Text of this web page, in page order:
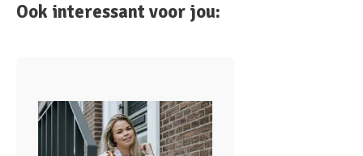
Ook interessant voor jou: